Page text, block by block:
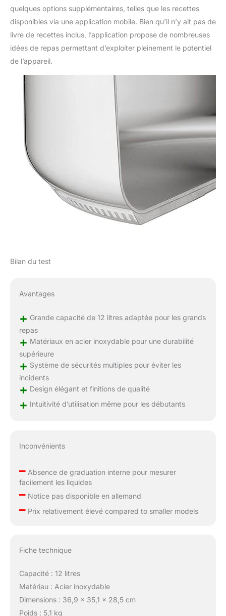
quelques options supplémentaires, telles que les recettes
disponibles via une application mobile. Bien qu’il n’y ait pas de
livre de recettes inclus, l’application propose de nombreuses
idées de repas permettant d’exploiter pleinement le potentiel
de l’appareil.
Bilan du test
Avantages
+ Grande capacité de 12 litres adaptée pour les grands
repas
+ Matériaux en acier inoxydable pour une durabilité
supérieure
+ Système de sécurités multiples pour éviter les
incidents
+ Design élégant et finitions de qualité
+ Intuitivité d’utilisation même pour les débutants
Inconvénients
–Absence de graduation interne pour mesurer
facilement les liquides
–Notice pas disponible en allemand
–Prix relativement élevé compared to smaller models
Fiche technique
Capacité : 12 litres
Matériau : Acier inoxydable
Dimensions : 36,9 x 35,1 x 28,5 cm
Poids : 5,1 kg